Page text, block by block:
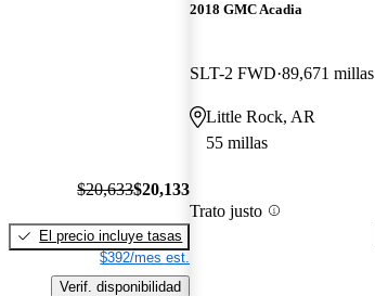
$20,633$20,133
El precio incluye tasas
$392/mes est.
Verif. disponibilidad
2018 GMC Acadia
SLT-2 FWD 89,671 millas
Little Rock, AR
55 millas
Trato justo